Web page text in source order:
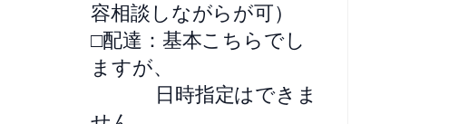
容相談しながらが可）
□配達：基本こちらでし
ますが、
日時指定はできま